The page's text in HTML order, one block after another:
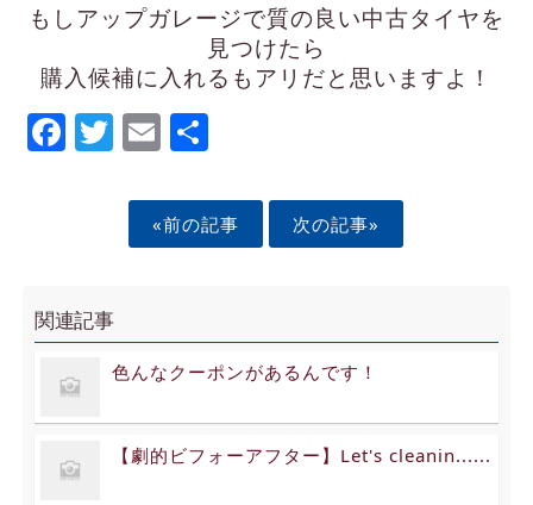
もしアップガレージで質の良い中古タイヤを
見つけたら
購入候補に入れるもアリだと思いますよ！
Facebook
Twitter
EmailShare
«前の記事 次の記事»
関連記事
色んなクーポンがあるんです！
【劇的ビフォーアフター】Let's cleanin......